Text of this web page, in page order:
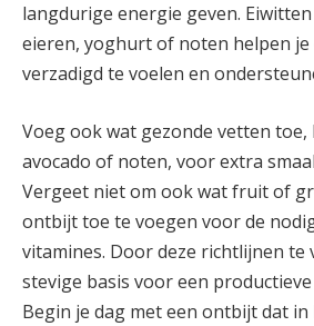
langdurige energie geven.
eieren, yoghurt of noten helpen
verzadigd te voelen en
Voeg ook wat gezonde vetten
avocado of noten, voor extra
Vergeet niet om ook wat fruit of
ontbijt toe te voegen voor de
vitamines. Door deze richtlijnen te
stevige basis voor een
Begin je dag met een ontbijt dat